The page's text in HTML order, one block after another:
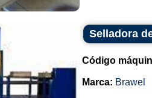
Selladora
Código
Marca: Brawel